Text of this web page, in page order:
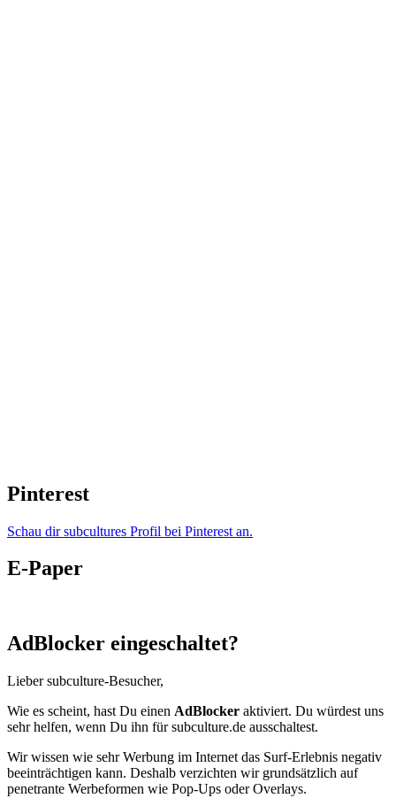
Pinterest
Schau dir subcultures Profil bei Pinterest an.
E-Paper
AdBlocker eingeschaltet?
Lieber subculture-Besucher,
Wie es scheint, hast Du einen AdBlocker aktiviert. Du würdest uns
sehr helfen, wenn Du ihn für subculture.de ausschaltest.
Wir wissen wie sehr Werbung im Internet das Surf-Erlebnis negativ
beeinträchtigen kann. Deshalb verzichten wir grundsätzlich auf
penetrante Werbeformen wie Pop-Ups oder Overlays.